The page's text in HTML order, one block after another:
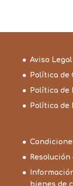
Aviso Legal
Política de
Política de
Política de
bienes de